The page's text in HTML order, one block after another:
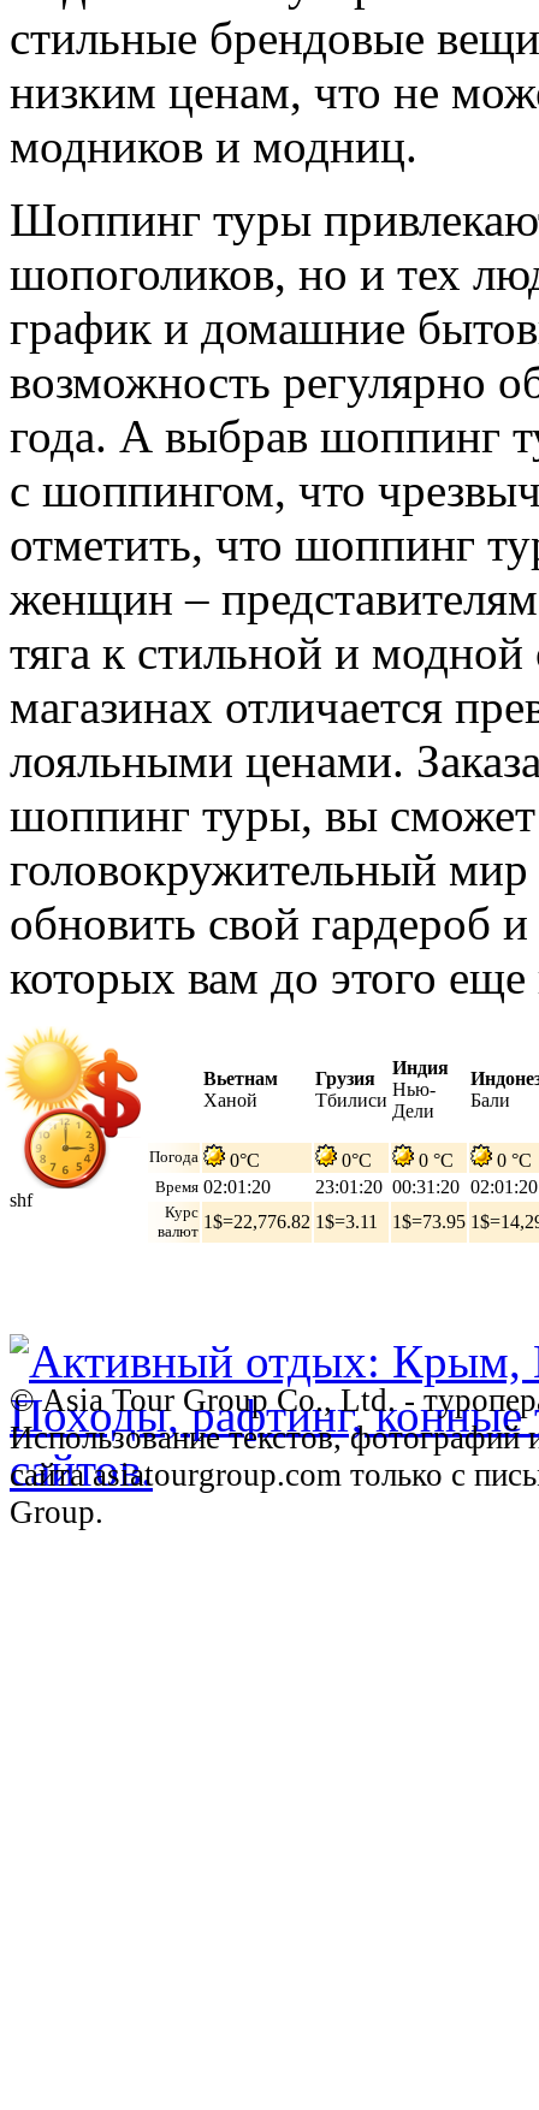
стильные брендовые
низким ценам, что не
модников и модниц.
Шоппинг туры
шопоголиков, но и тех
график и домашние
возможность регулярно
года. А выбрав шоппинг
с шоппингом, что
отметить, что шоппинг
женщин –
тяга к стильной и
магазинах отличается
лояльными ценами.
шоппинг туры, вы сможет
головокружительный
обновить свой гардероб
которых вам до этого
Вьетнам
Ханой
Грузия
Тбилиси
Индия
Нью-
Дели
Бали
Погода 0°C 0°C 0 °C 0 °C
Время 02:01:21 23:01:21 00:31:21 02:01:21
Курс
валют 1$=22,776.82 1$=3.11 1$=73.95
shf
© Asia Tour Group Co., Ltd. -
Использование текстов,
сайта asiatourgroup.com только с
Group.